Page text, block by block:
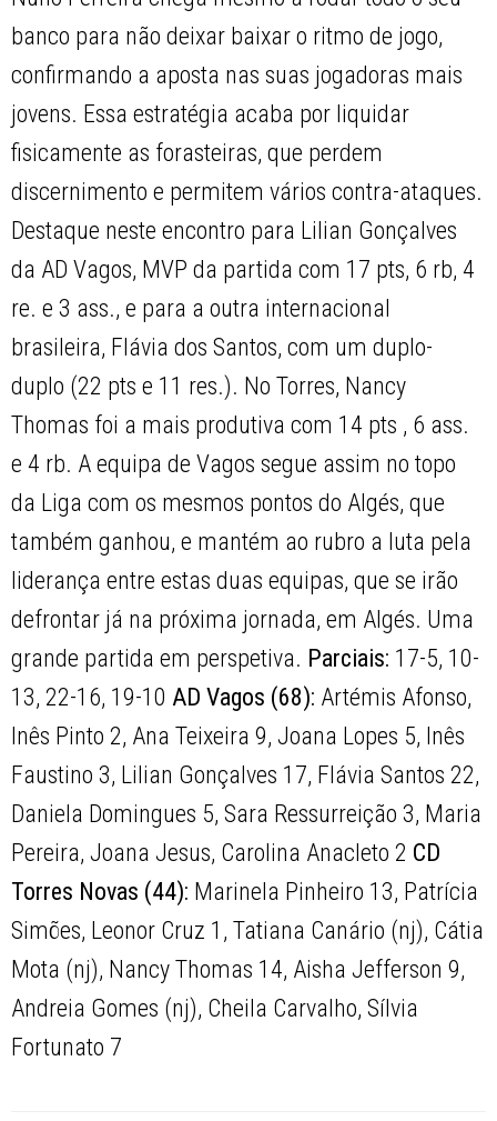
banco para não deixar baixar o ritmo de jogo,
confirmando a aposta nas suas jogadoras mais
jovens. Essa estratégia acaba por liquidar
fisicamente as forasteiras, que perdem
discernimento e permitem vários contra-ataques.
Destaque neste encontro para Lilian Gonçalves
da AD Vagos, MVP da partida com 17 pts, 6 rb, 4
re. e 3 ass., e para a outra internacional
brasileira, Flávia dos Santos, com um duplo-
duplo (22 pts e 11 res.). No Torres, Nancy
Thomas foi a mais produtiva com 14 pts , 6 ass.
e 4 rb. A equipa de Vagos segue assim no topo
da Liga com os mesmos pontos do Algés, que
também ganhou, e mantém ao rubro a luta pela
liderança entre estas duas equipas, que se irão
defrontar já na próxima jornada, em Algés. Uma
grande partida em perspetiva. Parciais: 17-5, 10-
13, 22-16, 19-10 AD Vagos (68): Artémis Afonso,
Inês Pinto 2, Ana Teixeira 9, Joana Lopes 5, Inês
Faustino 3, Lilian Gonçalves 17, Flávia Santos 22,
Daniela Domingues 5, Sara Ressurreição 3, Maria
Pereira, Joana Jesus, Carolina Anacleto 2 CD
Torres Novas (44): Marinela Pinheiro 13, Patrícia
Simões, Leonor Cruz 1, Tatiana Canário (nj), Cátia
Mota (nj), Nancy Thomas 14, Aisha Jefferson 9,
Andreia Gomes (nj), Cheila Carvalho, Sílvia
Fortunato 7